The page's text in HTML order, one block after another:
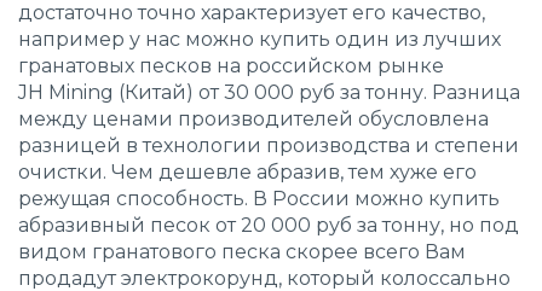
достаточно точно характеризует его качество,
например у нас можно купить один из лучших
гранатовых песков на российском рынке
JH Mining (Китай) от 30 000 руб за тонну. Разница
между ценами производителей обусловлена
разницей в технологии производства и степени
очистки. Чем дешевле абразив, тем хуже его
режущая способность. В России можно купить
абразивный песок от 20 000 руб за тонну, но под
видом гранатового песка скорее всего Вам
продадут электрокорунд, который колоссально